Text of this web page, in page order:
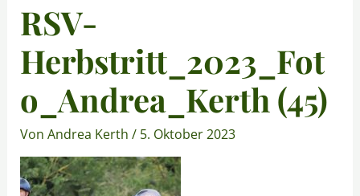
RSV-
Herbstritt_2023_Fot
o_Andrea_Kerth (45)
Von Andrea Kerth / 5. Oktober 2023